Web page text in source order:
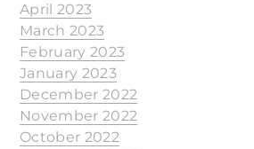
April 2023
March 2023
February 2023
January 2023
December 2022
November 2022
October 2022